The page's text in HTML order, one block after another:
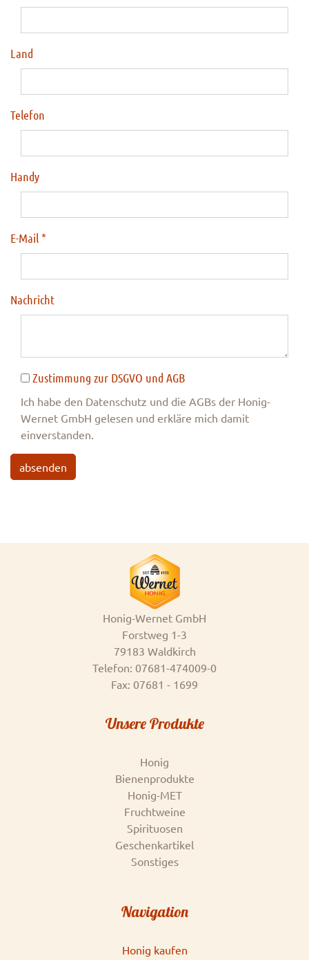
Land
Telefon
Handy
E-Mail
Nachricht
Zustimmung zur DSGVO und AGB
Ich habe den Datenschutz und die AGBs der Honig-
Wernet GmbH gelesen und erkläre mich damit
einverstanden.
absenden
Honig-Wernet GmbH
Forstweg 1-3
79183 Waldkirch
Telefon: 07681-474009-0
Fax: 07681 - 1699
Unsere Produkte
Honig
Bienenprodukte
Honig-MET
Fruchtweine
Spirituosen
Geschenkartikel
Sonstiges
Navigation
Honig kaufen